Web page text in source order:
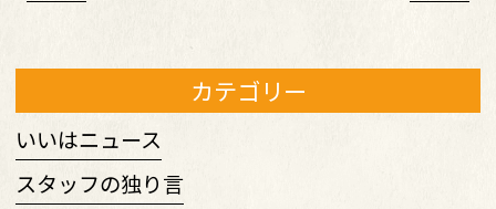
カテゴリー
いいはニュース
スタッフの独り言